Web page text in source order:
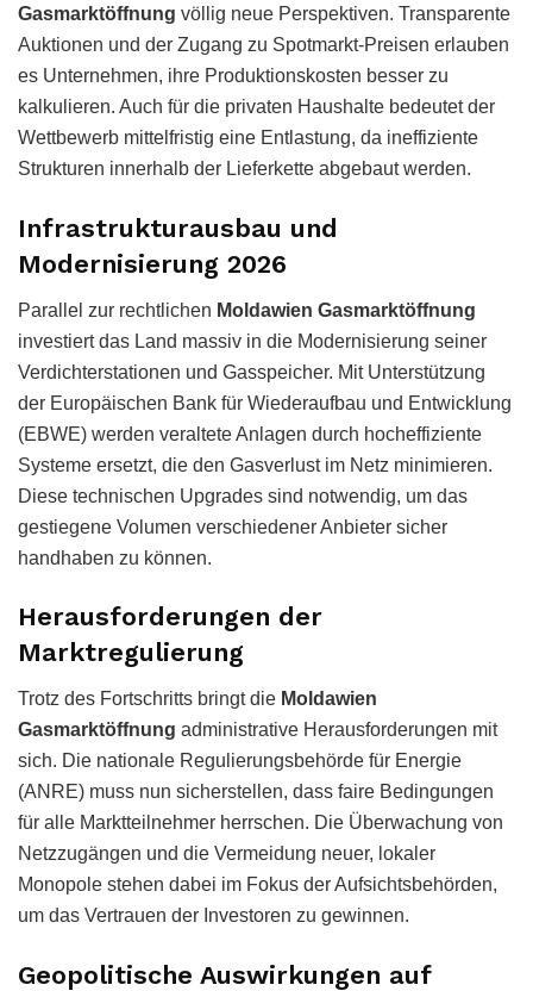
Gasmarktöffnung völlig neue Perspektiven. Transparente
Auktionen und der Zugang zu Spotmarkt-Preisen erlauben
es Unternehmen, ihre Produktionskosten besser zu
kalkulieren. Auch für die privaten Haushalte bedeutet der
Wettbewerb mittelfristig eine Entlastung, da ineffiziente
Strukturen innerhalb der Lieferkette abgebaut werden.
Infrastrukturausbau und
Modernisierung 2026
Parallel zur rechtlichen Moldawien Gasmarktöffnung
investiert das Land massiv in die Modernisierung seiner
Verdichterstationen und Gasspeicher. Mit Unterstützung
der Europäischen Bank für Wiederaufbau und Entwicklung
(EBWE) werden veraltete Anlagen durch hocheffiziente
Systeme ersetzt, die den Gasverlust im Netz minimieren.
Diese technischen Upgrades sind notwendig, um das
gestiegene Volumen verschiedener Anbieter sicher
handhaben zu können.
Herausforderungen der
Marktregulierung
Trotz des Fortschritts bringt die Moldawien
Gasmarktöffnung administrative Herausforderungen mit
sich. Die nationale Regulierungsbehörde für Energie
(ANRE) muss nun sicherstellen, dass faire Bedingungen
für alle Marktteilnehmer herrschen. Die Überwachung von
Netzzugängen und die Vermeidung neuer, lokaler
Monopole stehen dabei im Fokus der Aufsichtsbehörden,
um das Vertrauen der Investoren zu gewinnen.
Geopolitische Auswirkungen auf